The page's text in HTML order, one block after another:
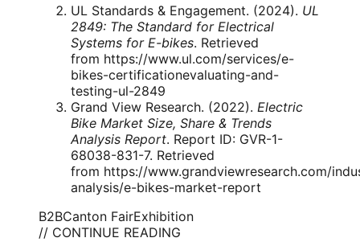
UL Standards & Engagement. (2024). UL
2849: The Standard for Electrical
Systems for E-bikes. Retrieved
from https://www.ul.com/services/e-
bikes-certificationevaluating-and-
testing-ul-2849
Grand View Research. (2022). Electric
Bike Market Size, Share & Trends
Analysis Report. Report ID: GVR-1-
68038-831-7. Retrieved
from https://www.grandviewresearch.com/
analysis/e-bikes-market-report
B2BCanton FairExhibition
// CONTINUE READING